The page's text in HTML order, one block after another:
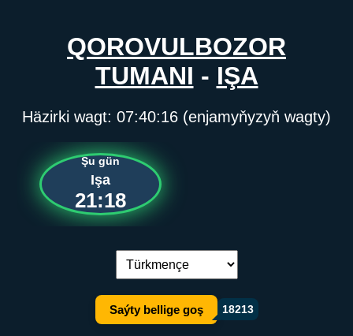
QOROVULBOZOR
TUMANI - IŞA
Häzirki wagt: 07:40:16 (enjamyňyzyň wagty)
Şu gün
Işa
21:18
Dil çalşyryş:
Saýty bellige goş 18213